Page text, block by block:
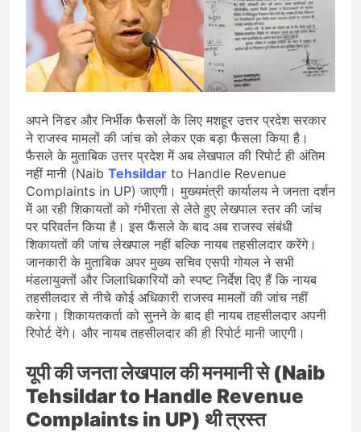
सोने के भाव में तेजी, 18K, 22K और 24K
गोल्ड के रेट पर निवेशकों की नजर
August 8, 2026
राष्ट्रीय | रांची में छात्र आंदोलन के दौरान
AISA अध्यक्ष नेहा बोरा पर फेंकी गई स्याही,
आरोपी हिरासत में
August 8, 2026
| World U20 Athletics: भारत का खाता
खुला, Ashish Yadav ने पुरुषों की Javelin
में जीता Silver Medal
August 8, 2026
अपने निडर और निर्भीक फैसलों के लिए मशहूर उत्तर प्रदेश सरकार
ने राजस्व मामलों की जांच को लेकर एक बड़ा फैसला किया है।
फैसले के मुताबिक उत्तर प्रदेश में अब लेखपाल की रिपोर्ट ही अंतिम
नहीं मानी (Naib Tehsildar to Handle Revenue
Complaints in UP) जाएगी। मुख्यमंत्री कार्यालय ने जनता दर्शन
में आ रही शिकायतों को गंभीरता से लेते हुए लेखपाल स्तर की जांच
पर परिवर्तन किया है। इस फैंसले के बाद अब राजस्व संबंधी
शिकायतों की जांच लेखपाल नहीं बल्कि नायब तहसीलदार करेंगे।
जानकारी के मुताबिक अपर मुख्य सचिव एसपी गोयल ने सभी
मंडलायुक्तों और जिलाधिकारियों को स्पष्ट निर्देश दिए हैं कि नायब
तहसीलदार से नीचे कोई अधिकारी राजस्व मामलों की जांच नहीं
करेगा। शिकायतकर्ता को सुनने के बाद ही नायब तहसीलदार अपनी
रिपोर्ट देंगे। और नायब तहसीलदार की ही रिपोर्ट मानी जाएगी।
यूपी की जनता लेखपाल की मनमानी से (Naib
Tehsildar to Handle Revenue
Complaints in UP) थी त्रस्त